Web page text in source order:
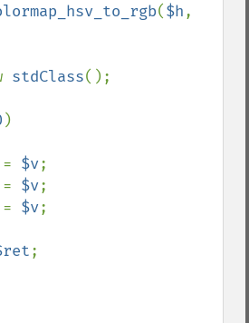
($h
stdClass();
)
= $v;
= $v;
= $v;
;